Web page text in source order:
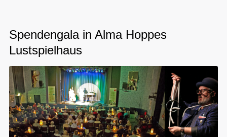
Spendengala in Alma Hoppes
Lustspielhaus